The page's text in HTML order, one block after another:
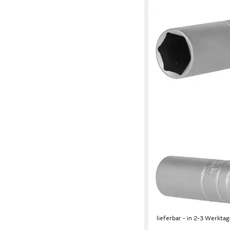
BRILLIANT TOOLS
Zündkerzennuss, 3/
ab 3,98 €
UVP 5,95 €
lieferbar - in 2-3